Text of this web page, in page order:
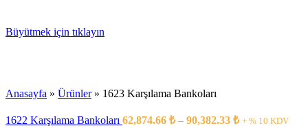
Büyütmek için tıklayın
Anasayfa » Ürünler» 1623 Karşılama Bankoları
1622 Karşılama Bankoları 62,874.66 ₺ – 90,382.33 ₺Fiyat
+ % 10 KDV